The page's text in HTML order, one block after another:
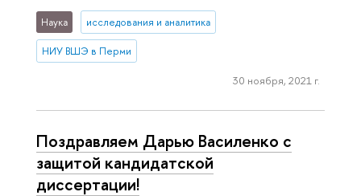
Наука исследования и аналитика
НИУ ВШЭ в Перми
30 ноября, 2021 г.
Поздравляем Дарью Василенко с
защитой кандидатской
диссертации!